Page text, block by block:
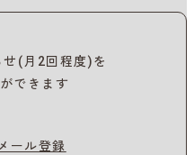
せ(月2回程度)を
できます
ール登録